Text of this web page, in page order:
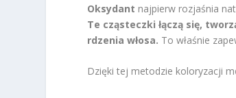
Oksydant najpierw rozjaśnia
Te cząsteczki łączą się,
rdzenia włosa. To właśnie
Dzięki tej metodzie koloryzacji